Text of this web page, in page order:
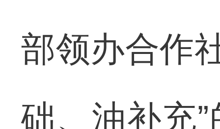
部领办合作
础、油补充